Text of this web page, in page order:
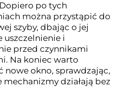
po tych
można przystąpić do
szyby, dbając o jej
i
przed czynnikami
Na koniec warto
nowe okno, sprawdzając,
mechanizmy działają bez